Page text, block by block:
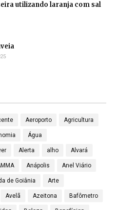
utilizando laranja com sal
Aeroporto Agricultura
Água
Alerta alho Alvará
Anápolis Anel Viário
de Goiânia Arte
Avelã Azeitona Bafômetro